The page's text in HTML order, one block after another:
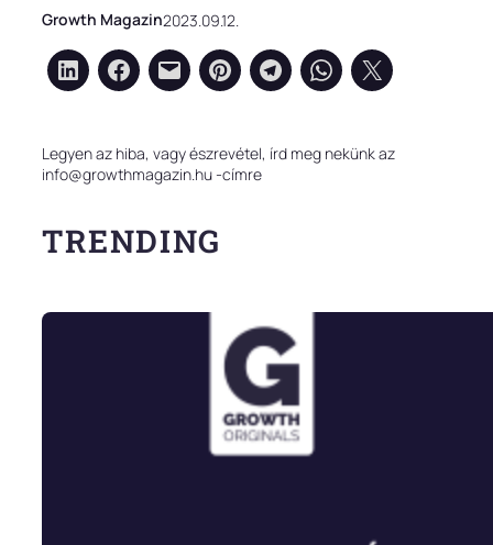
Growth Magazin2023.09.12.
Legyen az hiba, vagy észrevétel, írd meg nekünk az
info@growthmagazin.hu -címre
TRENDING